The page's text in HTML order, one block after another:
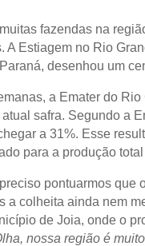
fazendas na
A Estiagem no Rio
desenhou um
a Emater do
safra. Segundo a
a 31%. Esse
para a produção
pontuarmos que
a colheita ainda nem
de Joia, onde o
nossa região é